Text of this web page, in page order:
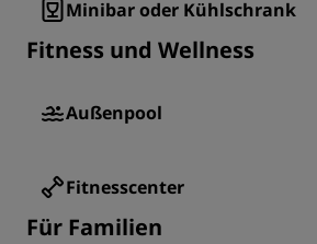
Minibar oder Kühlschrank
Fitness und Wellness
Außenpool
Fitnesscenter
Für Familien